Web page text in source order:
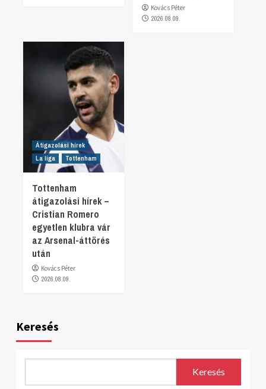
Kovács Péter
2026.08.09.
Átigazolási hírek
La liga
Tottenham
Tottenham
átigazolási hírek –
Cristian Romero
egyetlen klubra vár
az Arsenal-áttörés
után
Kovács Péter
2026.08.09.
Keresés
Keresés